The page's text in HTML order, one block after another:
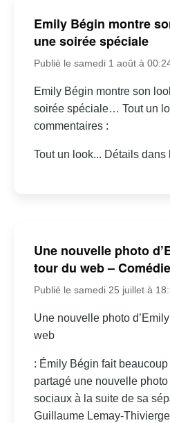
Emily Bégin montre
une soirée spéciale
Publié le samedi 1 août à
Emily Bégin montre son
soirée spéciale… Tout un
commentaires :
Tout un look... Détails dans
Une nouvelle photo
tour du web –
Publié le samedi 25 juillet à
Une nouvelle photo
web
: Émily Bégin fait
partagé une nouvelle
sociaux à la suite de sa
Guillaume Lemay-